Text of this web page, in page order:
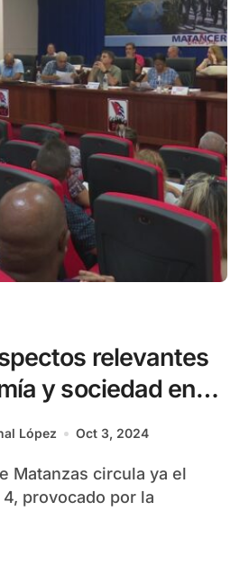
relevantes
y sociedad en
López Oct 3, 2024
provocado por la